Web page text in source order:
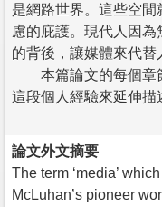
是網路世界。這些空
慮的庇護。現代人因
的背後，讓媒體來代替
本篇論文的每個章
這段個人經驗來延伸描
論文外文摘要
The term ‘media’
McLuhan’s pioneer